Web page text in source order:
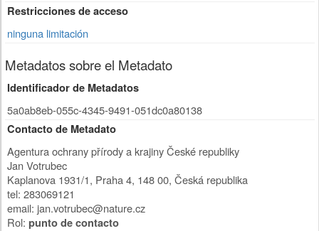
Restricciones de acceso
ninguna limitación
Metadatos sobre el Metadato
Identificador de Metadatos
5a0ab8eb-055c-4345-9491-051dc0a80138
Contacto de Metadato
Agentura ochrany přírody a krajiny České republiky
Jan Votrubec
Kaplanova 1931/1, Praha 4, 148 00, Česká republika
tel: 283069121
email: jan.votrubec@nature.cz
Rol: punto de contacto